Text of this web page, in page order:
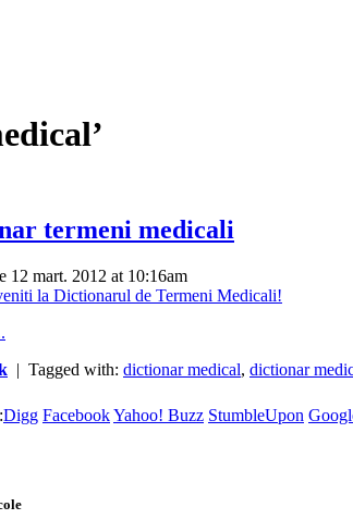
termeni medicali
12 mart. 2012 at 10:16am
la Dictionarul de Termeni Medicali!
| Tagged with: dictionar medical, dictionar
Digg FacebookYahoo! Buzz StumbleUpon